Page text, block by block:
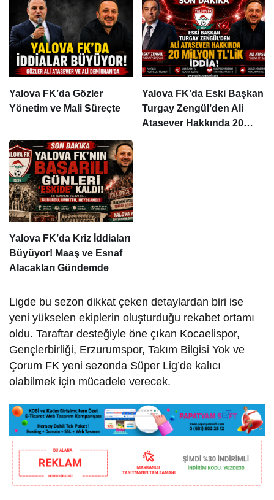
Yalova FK’da Gözler
Yönetim ve Mali Süreçte
Yalova FK’da Eski Başkan
Turgay Zengül’den Ali
Atasever Hakkında 20
Yalova FK’da Kriz İddiaları
Büyüyor! Maaş ve Esnaf
Alacakları Gündemde
Ligde bu sezon dikkat çeken detaylardan biri ise
yeni yükselen ekiplerin oluşturduğu rekabet ortamı
oldu. Taraftar desteğiyle öne çıkan Kocaelispor,
Gençlerbirliği, Erzurumspor, Takım Bilgisi Yok ve
Çorum FK yeni sezonda Süper Lig’de kalıcı
olabilmek için mücadele verecek.